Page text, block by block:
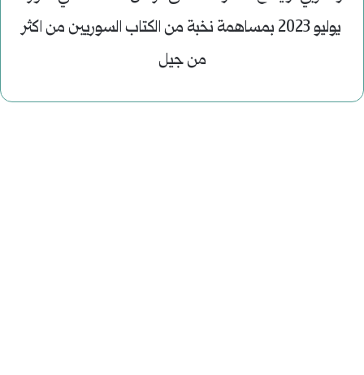
يوليو 2023 بمساهمة نخبة من الكتاب السوريين من اكثر
من جيل